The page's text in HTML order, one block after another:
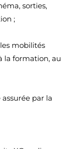
sorties,
;
mobilités
la formation, au
par la